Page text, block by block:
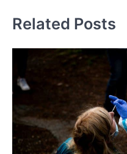
Related Posts